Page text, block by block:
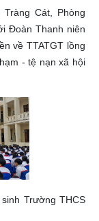
Cát, Phòng
Đoàn Thanh niên
về TTATGT lồng
- tệ nạn xã hội
Trường THCS